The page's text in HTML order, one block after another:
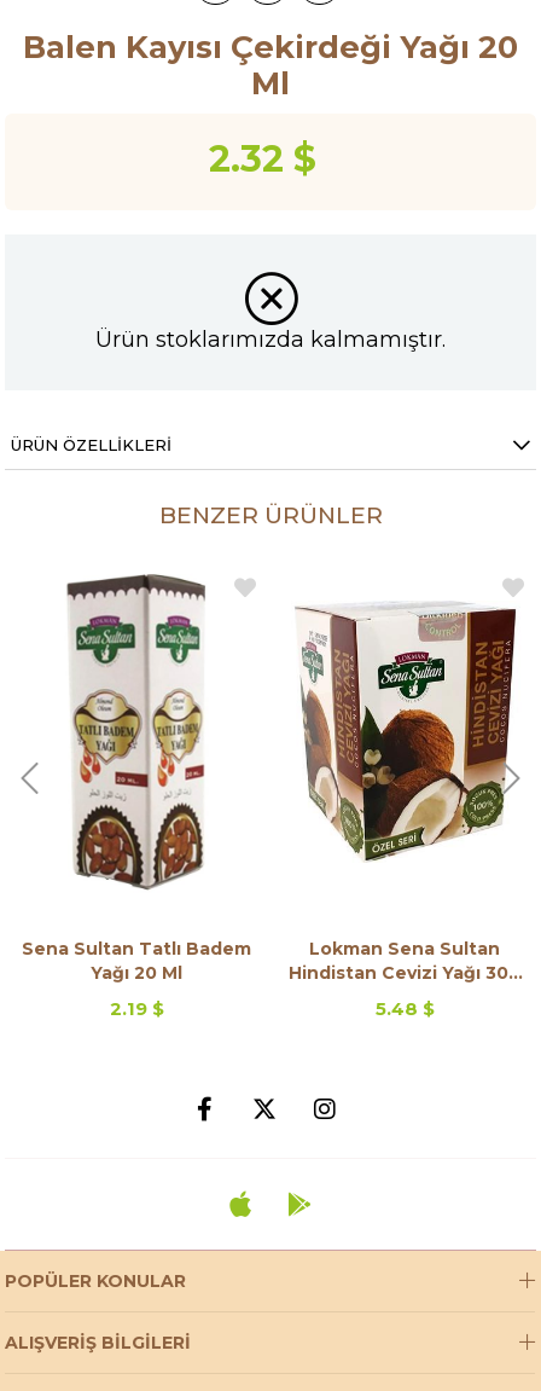
Balen Kayısı Çekirdeği Yağı 20
Ml
2.32 $
Ürün stoklarımızda kalmamıştır.
ÜRÜN ÖZELLIKLERI
BENZER ÜRÜNLER
Sena Sultan Tatlı Badem
Yağı 20 Ml
2.19 $
Lokman Sena Sultan
Hindistan Cevizi Yağı 300
5.48 $
POPÜLER KONULAR
ALIŞVERİŞ BİLGİLERİ